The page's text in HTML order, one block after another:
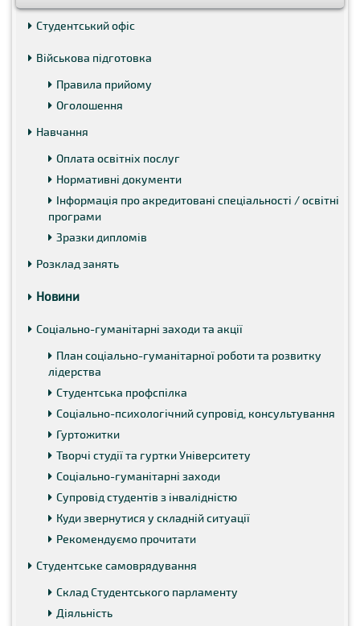
Студентський офіс
Військова підготовка
Правила прийому
Оголошення
Навчання
Оплата освітніх послуг
Нормативні документи
Інформація про акредитовані спеціальності / освітні
програми
Зразки дипломів
Розклад занять
Новини
Соціально-гуманітарні заходи та акції
План соціально-гуманітарної роботи та розвитку
лідерства
Студентська профспілка
Соціально-психологічний супровід, консультування
Гуртожитки
Творчі студії та гуртки Університету
Соціально-гуманітарні заходи
Супровід студентів з інвалідністю
Куди звернутися у складній ситуації
Рекомендуємо прочитати
Студентське самоврядування
Склад Студентського парламенту
Діяльність